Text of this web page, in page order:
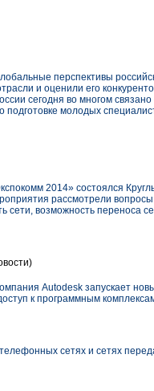
перспективы
и оценили его
сегодня во многом
молодых
2014» состоялся
рассмотрели
сети, возможность переноса
Autodesk запускает
к программным
сетях и сетях